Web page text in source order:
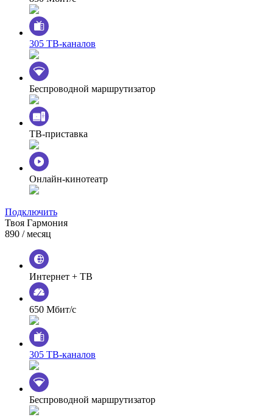
305 ТВ-каналов
Беспроводной маршрутизатор
ТВ-приставка
Онлайн-кинотеатр
Подключить
Твоя Гармония
890 / месяц
Интернет + ТВ
650 Мбит/с
305 ТВ-каналов
Беспроводной маршрутизатор